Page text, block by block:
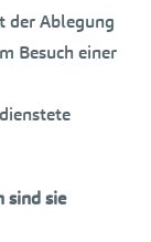
der Ablegung
Besuch einer
sind sie